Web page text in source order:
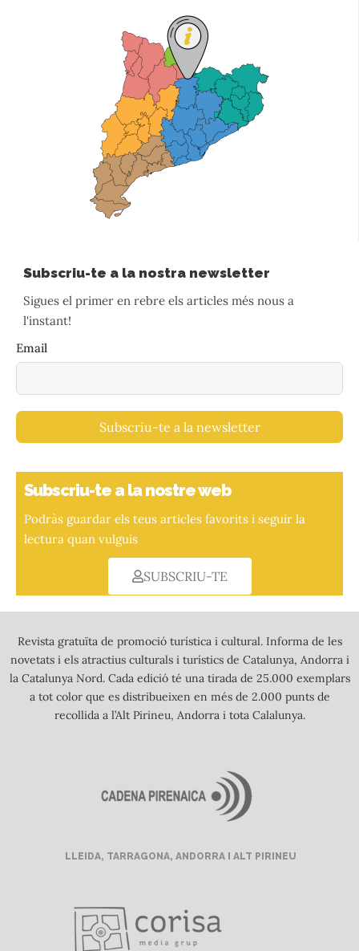
Subscriu-te a la nostra newsletter
Sigues el primer en rebre els articles més nous a
l'instant!
Email
Subscriu-te a la newsletter
Subscriu-te a la nostre web
Podràs guardar els teus articles favorits i seguir la
lectura quan vulguis
SUBSCRIU-TE
Revista gratuïta de promoció turística i cultural. Informa de les
novetats i els atractius culturals i turístics de Catalunya, Andorra i
la Catalunya Nord. Cada edició té una tirada de 25.000 exemplars
a tot color que es distribueixen en més de 2.000 punts de
recollida a l’Alt Pirineu, Andorra i tota Calalunya.
LLEIDA, TARRAGONA, ANDORRA I ALT PIRINEU